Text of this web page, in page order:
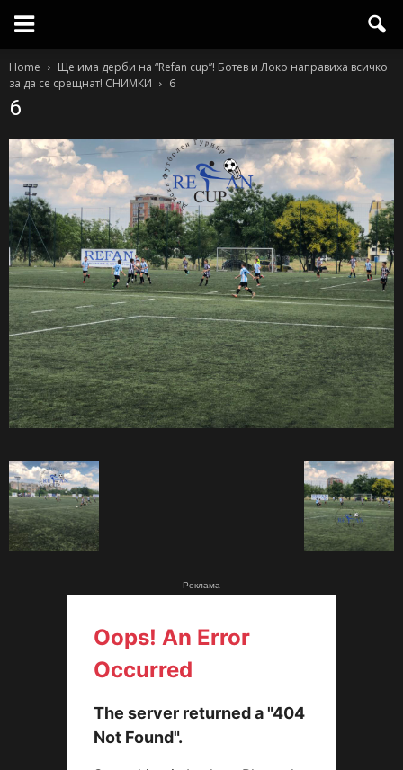
Home
Ще има дерби на “Refan cup”! Ботев и Локо направиха всичко
за да се срещнат! СНИМКИ
6
6
Реклама